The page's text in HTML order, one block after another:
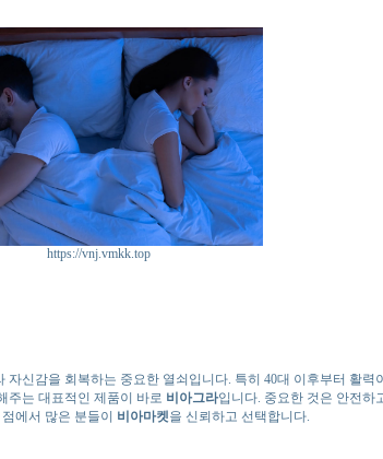
https://vnj.vmkk.top
신감을 회복하는 중요한 열쇠입니다. 특히 40대 이후부터 활력
주는 대표적인 제품이 바로 비아그라입니다. 중요한 것은 안전하
에서 많은 분들이 비아마켓을 신뢰하고 선택합니다.